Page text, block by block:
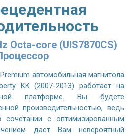
Octa-core (UIS7870CS)
автомобильная магнитола
KK (2007-2013) работает на
платформе. Вы будете
производительностью, ведь
с оптимизированным
дает Вам невероятный